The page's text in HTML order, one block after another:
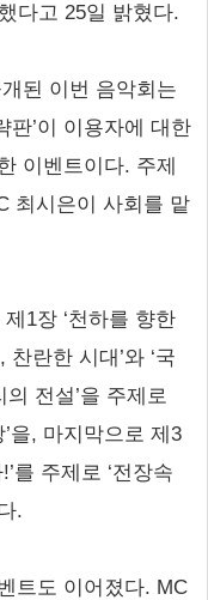
다고 25일 밝혔다.
된 이번 음악회는
판’이 이용자에 대한
이벤트이다. 주제
최시은이 사회를 맡
1장 ‘천하를 향한
란한 시대’와 ‘국
의 전설’을 주제로
’을, 마지막으로 제3
를 주제로 ‘전장속
.
트도 이어졌다. MC